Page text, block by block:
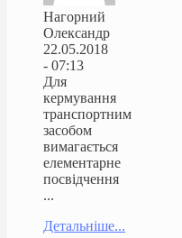
Нагорний
Олександр
22.05.2018
- 07:13
Для
кермування
транспортним
засобом
вимагається
елементарне
посвідчення
...
Детальніше...